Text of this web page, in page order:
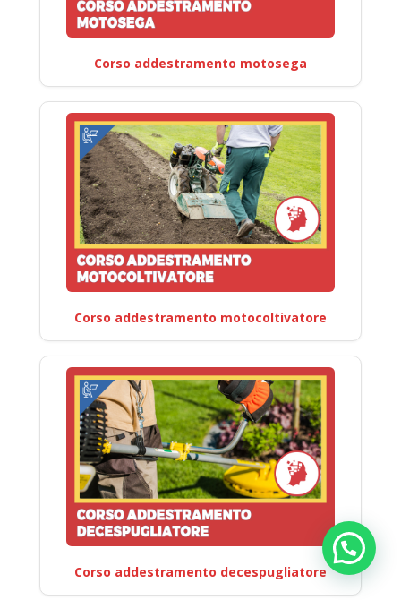
Corso addestramento motosega
Corso addestramento motocoltivatore
Corso addestramento decespugliatore